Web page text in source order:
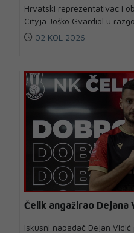
Hrvatski reprezentativac i
Cityja Joško Gvardiol u
02 KOL 2026
Čelik angažirao Dejana
Iskusni napadač Dejan